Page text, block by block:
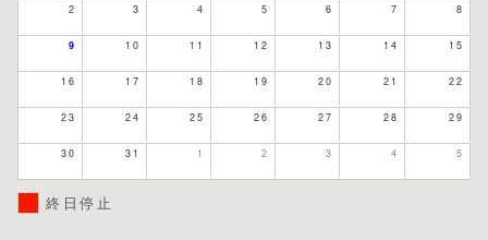
2 3 4 5 6 7 8
9 10 11 12 13 14 15
16 17 18 19 20 21 22
23 24 25 26 27 28 29
30 31 1 2 3 4 5
終日停止